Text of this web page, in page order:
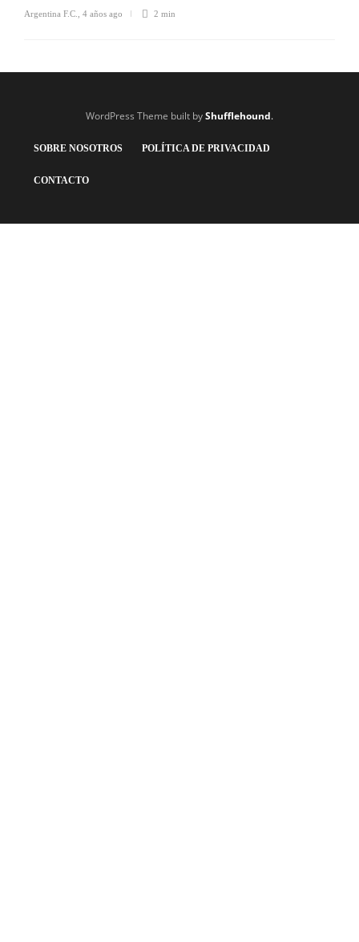
Argentina F.C. 4 años ago 2 min
WordPress Theme built byShufflehound.
SOBRE NOSOTROS POLÍTICA DE PRIVACIDAD
CONTACTO